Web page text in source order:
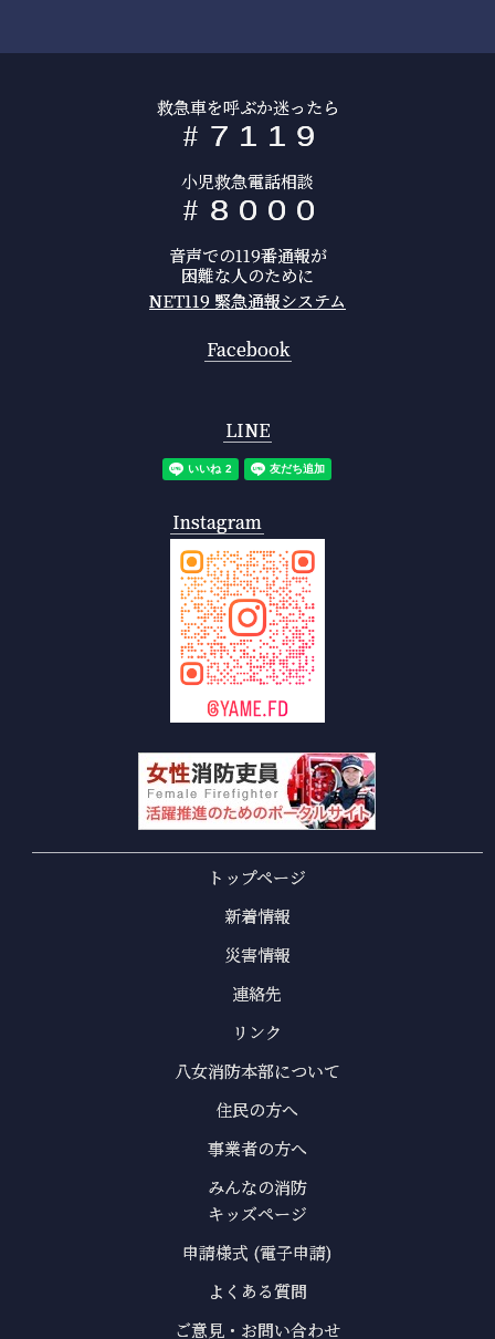
救急車を呼ぶか迷ったら
# 7 1 1 9
小児救急電話相談
# 8 0 0 0
音声での119番通報が
困難な人のために
NET119 緊急通報システム
トップページ
新着情報
災害情報
連絡先
リンク
八女消防本部について
住民の方へ
事業者の方へ
みんなの消防
キッズページ
申請様式 (電子申請)
よくある質問
ご意見・お問い合わせ
Facebook
LINE
Instagram